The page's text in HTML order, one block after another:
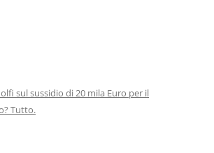
sul sussidio di 20 mila Euro per il
Tutto.